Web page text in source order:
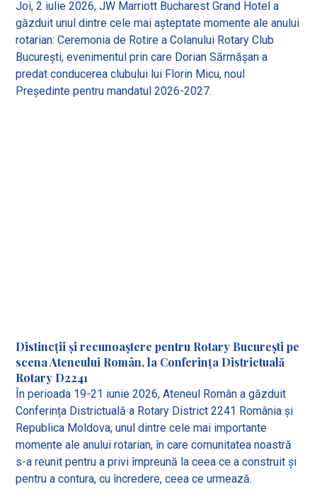
Joi, 2 iulie 2026, JW Marriott Bucharest Grand Hotel a
găzduit unul dintre cele mai așteptate momente ale anului
rotarian: Ceremonia de Rotire a Colanului Rotary Club
București, evenimentul prin care Dorian Sărmășan a
predat conducerea clubului lui Florin Micu, noul
Președinte pentru mandatul 2026-2027.
Distincții și recunoaștere pentru Rotary București pe
scena Ateneului Român, la Conferința Districtuală
Rotary D2241
În perioada 19-21 iunie 2026, Ateneul Român a găzduit
Conferința Districtuală a Rotary District 2241 România și
Republica Moldova, unul dintre cele mai importante
momente ale anului rotarian, în care comunitatea noastră
s-a reunit pentru a privi împreună la ceea ce a construit și
pentru a contura, cu încredere, ceea ce urmează.